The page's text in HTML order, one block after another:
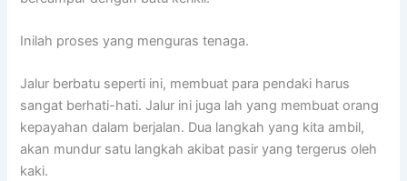
Inilah proses yang menguras tenaga.
Jalur berbatu seperti ini, membuat para pendaki harus
sangat berhati-hati. Jalur ini juga lah yang membuat orang
kepayahan dalam berjalan. Dua langkah yang kita ambil,
akan mundur satu langkah akibat pasir yang tergerus oleh
kaki.